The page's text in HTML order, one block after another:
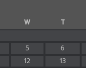
W T
5 6
12 13